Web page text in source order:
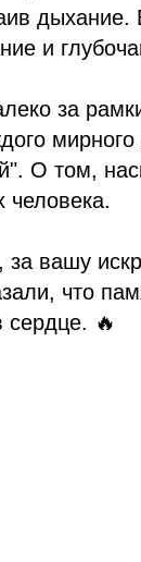
дыхание.
и
за
О том,
человека.
вашу
что
сердце. 🔥